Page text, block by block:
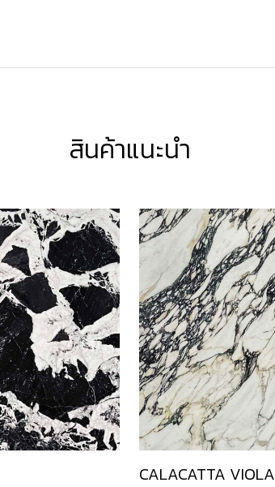
สินค้าแนะนำ
CALACATTA VIOLA